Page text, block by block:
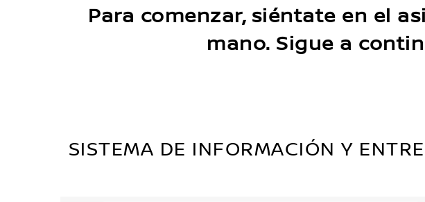
Para comenzar, siéntate en el
mano. Sigue a
SISTEMA DE INFORMACIÓN Y